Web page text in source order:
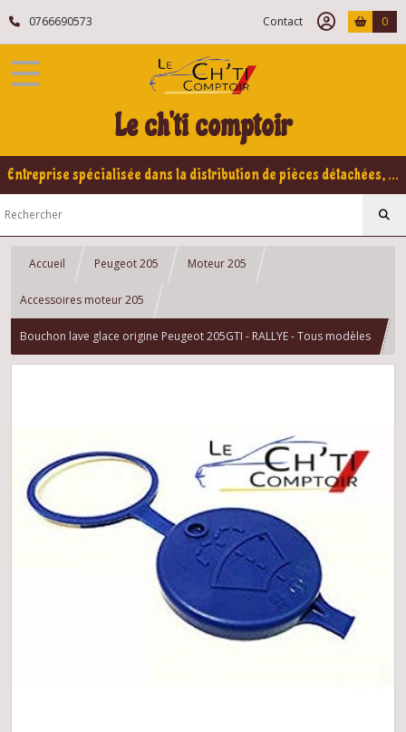
0766690573 Contact 0
Le ch'ti comptoir
Entreprise spécialisée dans la distribution de pièces détachées, refabrication pour voitures Yountimers Peugeot 205 GTI, 309 GTI - GTI16
Accueil Peugeot 205 Moteur 205
Accessoires moteur 205
Bouchon lave glace origine Peugeot 205GTI - RALLYE - Tous modèles